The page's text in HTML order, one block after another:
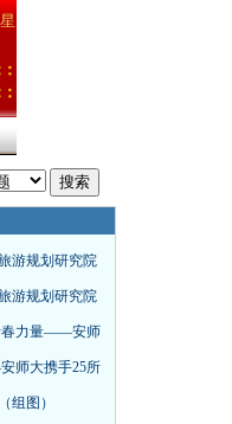
游规划研究院
游规划研究院
春力量——安师
师大携手25所
组图）